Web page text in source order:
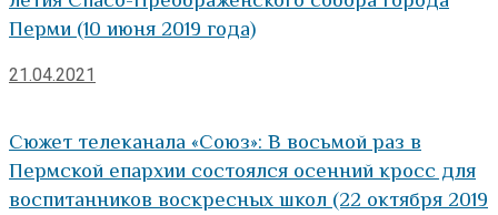
Перми (10 июня 2019 года)
21.04.2021
Сюжет телеканала «Союз»: В восьмой раз в
Пермской епархии состоялся осенний кросс для
воспитанников воскресных школ (22 октября 2019